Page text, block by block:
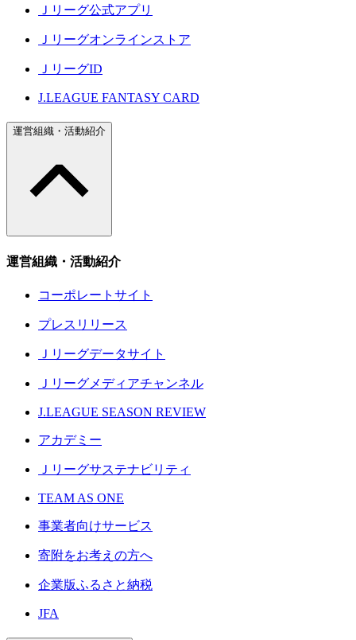
Ｊリーグ公式アプリ
Ｊリーグオンラインストア
ＪリーグID
J.LEAGUE FANTASY CARD
運営組織・活動紹介
運営組織・活動紹介
コーポレートサイト
プレスリリース
Ｊリーグデータサイト
Ｊリーグメディアチャンネル
J.LEAGUE SEASON REVIEW
アカデミー
Ｊリーグサステナビリティ
TEAM AS ONE
事業者向けサービス
寄附をお考えの方へ
企業版ふるさと納税
JFA